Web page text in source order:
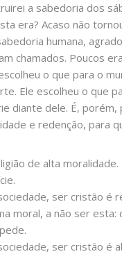
a sabedoria dos
era? Acaso não
humana,
chamados. Poucos
o que para o
Ele escolheu o que
diante dele. É,
e redenção, para
de alta
ser cristão é
moral, a não ser
ser cristão é